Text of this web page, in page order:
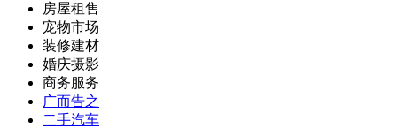
房屋租售
宠物市场
装修建材
婚庆摄影
商务服务
广而告之
二手汽车